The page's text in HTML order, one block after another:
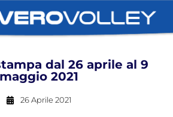
dal 26 aprile al 9
maggio 2021
26 Aprile 2021